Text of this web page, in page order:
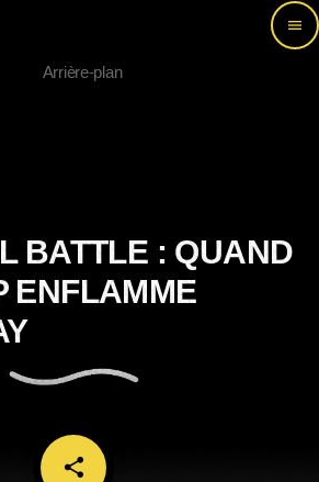
menu
BATTLE : QUAND
ENFLAMME
share
email